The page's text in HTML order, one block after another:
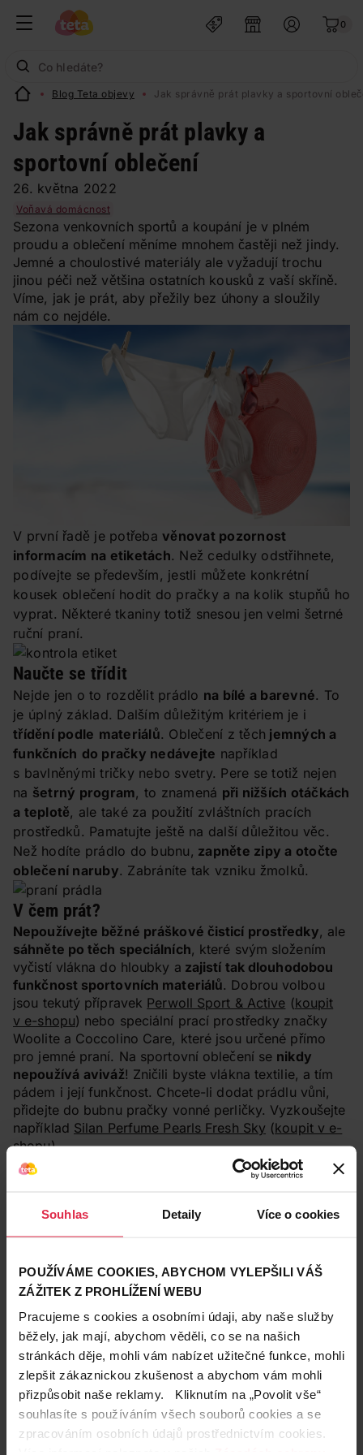
Souhlas Detaily Více o cookies
POUŽÍVÁME COOKIES, ABYCHOM VYLEPŠILI VÁŠ
ZÁŽITEK Z PROHLÍŽENÍ WEBU
Pracujeme s cookies a osobními údaji, aby naše služby
běžely, jak mají, abychom věděli, co se na našich
stránkách děje, mohli vám nabízet užitečné funkce, mohli
zlepšit zákaznickou zkušenost a abychom vám mohli
přizpůsobit naše reklamy. Kliknutím na „Povolit vše“
souhlasíte s používáním všech souborů cookies a se
zpracováním osobních údajů prostřednictvím cookies.
0
Blog Teta objevy Jak správně prát plavky a sportovní
Jak správně prát plavky a
sportovní oblečení
26. května 2022
Voňavá domácnost
Sezona venkovních sportů a koupání je v plném
proudu a oblečení měníme mnohem častěji než jindy.
Jemné a choulostivé materiály ale vyžadují trochu
jinou péči než většina ostatních kousků z vaší skříně.
Víme, jak je prát, aby přežily bez úhony a sloužily
nám co nejdéle.
V první řadě je potřeba věnovat pozornost
informacím na etiketách. Než cedulky odstřihnete,
podívejte se především, jestli můžete konkrétní
kousek oblečení hodit do pračky a na kolik stupňů ho
vyprat. Některé tkaniny totiž snesou jen velmi šetrné
ruční praní.
Naučte se třídit
Nejde jen o to rozdělit prádlo na bílé a barevné. To
je úplný základ. Dalším důležitým kritériem je i
třídění podle materiálů. Oblečení z těch jemných a
funkčních do pračky nedávejte například
s bavlněnými tričky nebo svetry. Pere se totiž nejen
na šetrný program, to znamená při nižších otáčkách
a teplotě, ale také za použití zvláštních pracích
prostředků. Pamatujte ještě na další důležitou věc.
Než hodíte prádlo do bubnu, zapněte zipy a otočte
oblečení naruby. Zabráníte tak vzniku žmolků.
V čem prát?
Nepoužívejte běžné práškové čisticí prostředky, ale
sáhněte po těch speciálních, které svým složením
vyčistí vlákna do hloubky a zajistí tak dlouhodobou
funkčnost sportovních materiálů. Dobrou volbou
jsou tekutý přípravek Perwoll Sport & Active (koupit
v e-shopu) nebo speciální prací prostředky značky
Woolite a Coccolino Care, které jsou určené přímo
pro jemné praní. Na sportovní oblečení se nikdy
nepoužívá aviváž! Zničili byste vlákna textilie, a tím
pádem i její funkčnost. Chcete-li dodat prádlu vůni,
přidejte do bubnu pračky vonné perličky. Vyzkoušejte
například Silan Perfume Pearls Fresh Sky (koupit v e-
shopu).
TIP: Zapomeňte na těžké nákupy!Prací
prádlomůžete pohodlně objednávat z e-
shopu Teta drogerie